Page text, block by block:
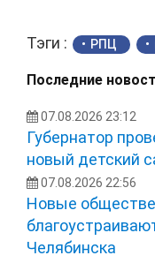
Тэги : РПЦ
Последние
07.08.2026 23:12
Губернатор
новый детский
07.08.2026 22:56
Новые
Челябинска